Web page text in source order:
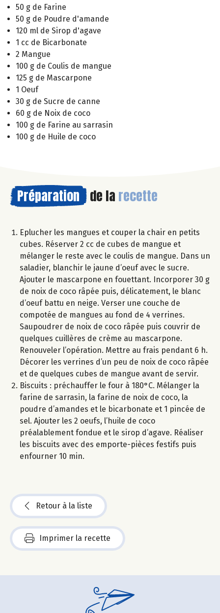
50 g de Farine
50 g de Poudre d'amande
120 ml de Sirop d'agave
1 cc de Bicarbonate
2 Mangue
100 g de Coulis de mangue
125 g de Mascarpone
1 Oeuf
30 g de Sucre de canne
60 g de Noix de coco
100 g de Farine au sarrasin
100 g de Huile de coco
Préparation de la recette
Eplucher les mangues et couper la chair en petits
cubes. Réserver 2 cc de cubes de mangue et
mélanger le reste avec le coulis de mangue. Dans un
saladier, blanchir le jaune d’oeuf avec le sucre.
Ajouter le mascarpone en fouettant. Incorporer 30 g
de noix de coco râpée puis, délicatement, le blanc
d’oeuf battu en neige. Verser une couche de
compotée de mangues au fond de 4 verrines.
Saupoudrer de noix de coco râpée puis couvrir de
quelques cuillères de crème au mascarpone.
Renouveler l’opération. Mettre au frais pendant 6 h.
Décorer les verrines d’un peu de noix de coco râpée
et de quelques cubes de mangue avant de servir.
Biscuits : préchauffer le four à 180°C. Mélanger la
farine de sarrasin, la farine de noix de coco, la
poudre d’amandes et le bicarbonate et 1 pincée de
sel. Ajouter les 2 oeufs, l’huile de coco
préalablement fondue et le sirop d’agave. Réaliser
les biscuits avec des emporte-pièces festifs puis
enfourner 10 min.
Retour à la liste
Imprimer la recette